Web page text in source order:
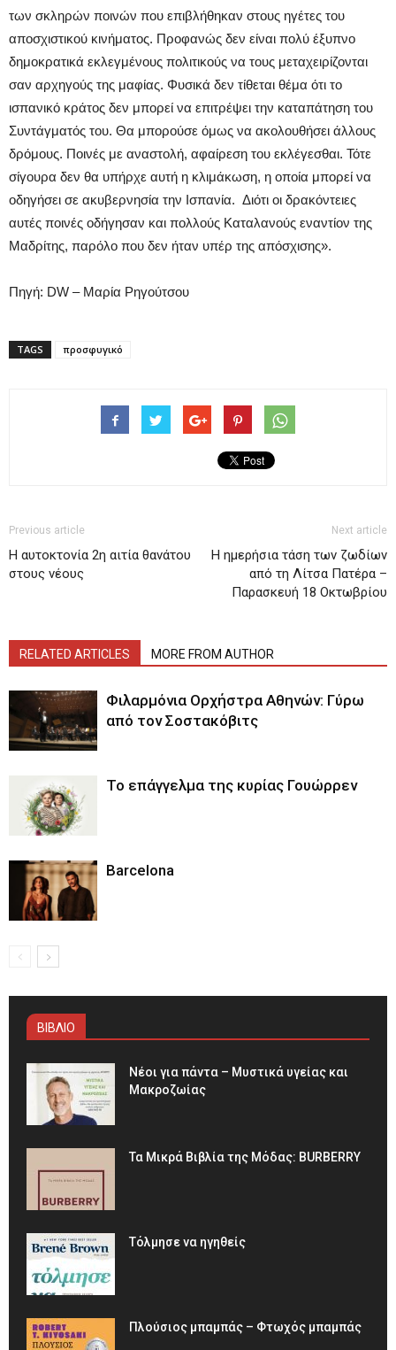
των σκληρών ποινών που επιβλήθηκαν στους ηγέτες του
αποσχιστικού κινήματος. Προφανώς δεν είναι πολύ έξυπνο
δημοκρατικά εκλεγμένους πολιτικούς να τους μεταχειρίζονται
σαν αρχηγούς της μαφίας. Φυσικά δεν τίθεται θέμα ότι το
ισπανικό κράτος δεν μπορεί να επιτρέψει την καταπάτηση του
Συντάγματός του. Θα μπορούσε όμως να ακολουθήσει άλλους
δρόμους. Ποινές με αναστολή, αφαίρεση του εκλέγεσθαι. Τότε
σίγουρα δεν θα υπήρχε αυτή η κλιμάκωση, η οποία μπορεί να
οδηγήσει σε ακυβερνησία την Ισπανία. Διότι οι δρακόντειες
αυτές ποινές οδήγησαν και πολλούς Καταλανούς εναντίον της
Μαδρίτης, παρόλο που δεν ήταν υπέρ της απόσχισης».
Πηγή: DW – Μαρία Ρηγούτσου
TAGS προσφυγικό
Previous article
Η αυτοκτονία 2η αιτία θανάτου
στους νέους
Next article
H ημερήσια τάση των ζωδίων
από τη Λίτσα Πατέρα –
Παρασκευή 18 Οκτωβρίου
RELATED ARTICLES MORE FROM AUTHOR
Φιλαρμόνια Ορχήστρα Αθηνών: Γύρω
από τον Σοστακόβιτς
Το επάγγελμα της κυρίας Γουώρρεν
Barcelona
ΒΙΒΛΙΟ
Νέοι για πάντα – Μυστικά υγείας και
Μακροζωίας
Τα Μικρά Βιβλία της Μόδας: BURBERRY
Τόλμησε να ηγηθείς
Πλούσιος μπαμπάς – Φτωχός μπαμπάς